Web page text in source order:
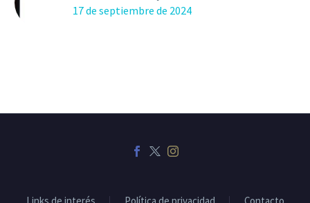
17 de septiembre de 2024